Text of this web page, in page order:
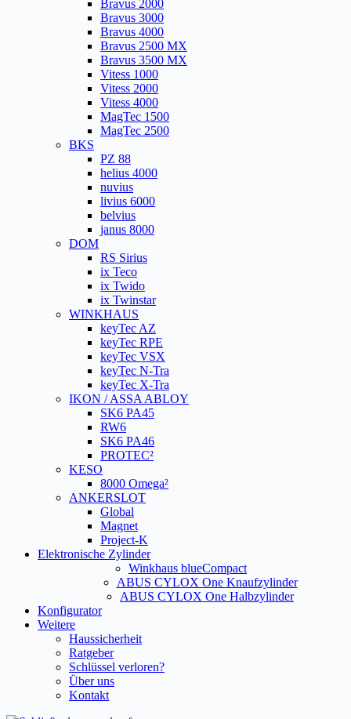
Bravus 2000
Bravus 3000
Bravus 4000
Bravus 2500 MX
Bravus 3500 MX
Vitess 1000
Vitess 2000
Vitess 4000
MagTec 1500
MagTec 2500
BKS
PZ 88
helius 4000
nuvius
livius 6000
belvius
janus 8000
DOM
RS Sirius
ix Teco
ix Twido
ix Twinstar
WINKHAUS
keyTec AZ
keyTec RPE
keyTec VSX
keyTec N-Tra
keyTec X-Tra
IKON / ASSA ABLOY
SK6 PA45
RW6
SK6 PA46
PROTEC²
KESO
8000 Omega²
ANKERSLOT
Global
Magnet
Project-K
Elektronische Zylinder
Winkhaus blueCompact
ABUS CYLOX One Knaufzylinder
ABUS CYLOX One Halbzylinder
Konfigurator
Weitere
Haussicherheit
Ratgeber
Schlüssel verloren?
Über uns
Kontakt